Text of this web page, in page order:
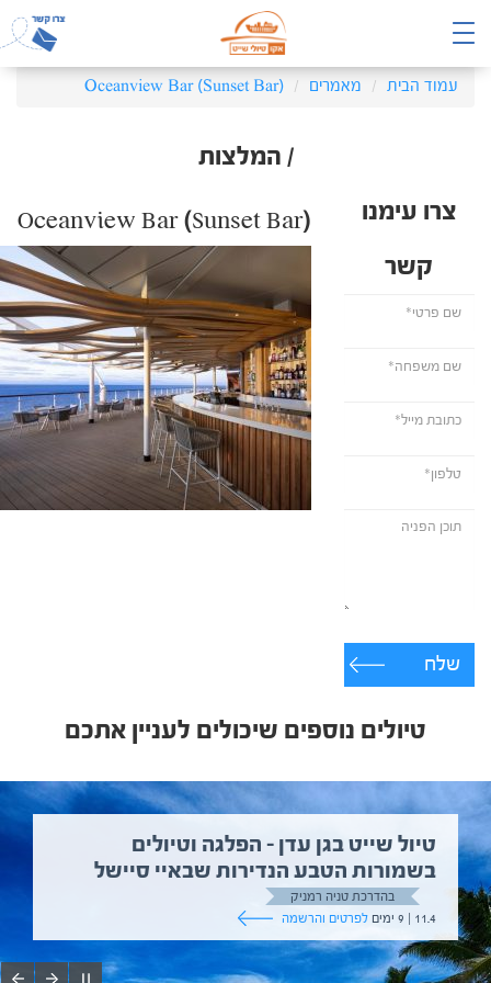
עמוד הבית מאמרים Oceanview Bar (Sunset Bar)
/ המלצות
צרו עימנו
קשר
שלח
Oceanview Bar (Sunset Bar)
טיולים נוספים שיכולים לעניין אתכם
טיול שייט בגן עדן – הפלגה וטיולים
בשמורות הטבע הנדירות שבאיי סיישל
בהדרכת טניה רמניק
11.4 | 9 ימים
לפרטים והרשמה